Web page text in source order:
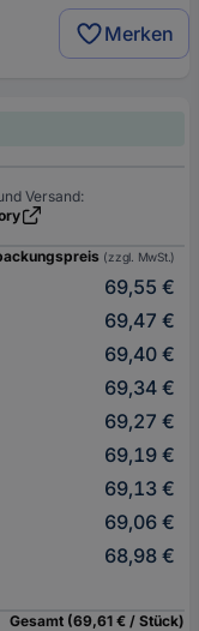
Merken
Versand:
(zzgl. MwSt.)
69,55 €
69,47 €
69,40 €
69,34 €
69,27 €
69,19 €
69,13 €
69,06 €
68,98 €
Gesamt (69,61 € / Stück)